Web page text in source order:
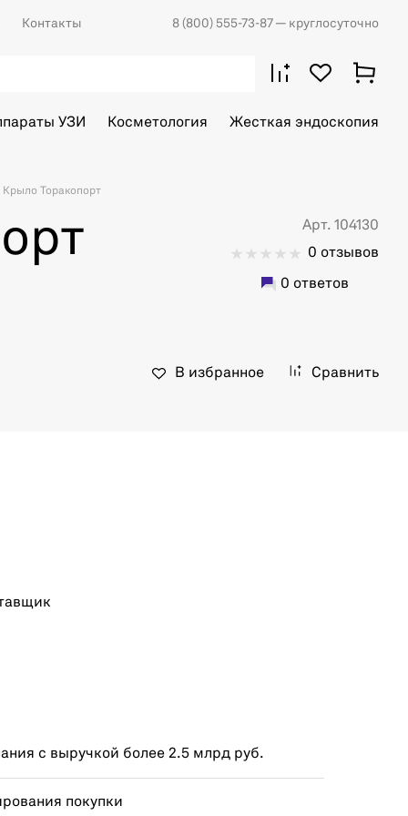
Контакты 8 (800) 555-73-87 — круглосуточно
УЗИ Косметология Жесткая эндоскопия
Торакопорт
Арт. 104130
0 отзывов
0 ответов
В избранное Сравнить
с выручкой более 2.5 млрд руб.
покупки